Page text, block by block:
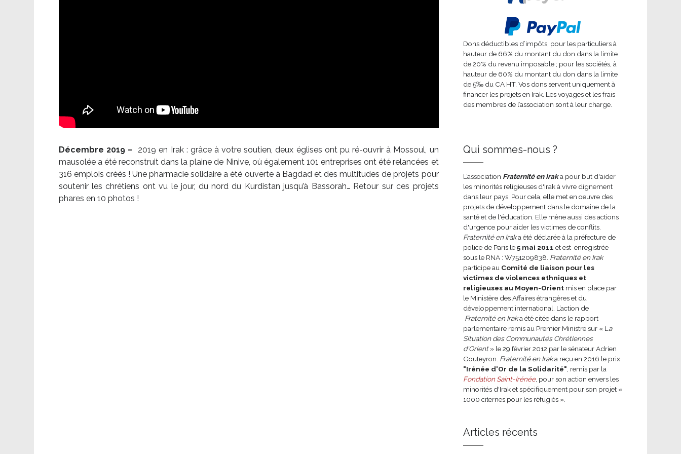
Décembre 2019 – 2019 en Irak : grâce à votre soutien, deux églises ont pu ré-ouvrir à Mossoul, un
mausolée a été reconstruit dans la plaine de Ninive, où également 101 entreprises ont été relancées et
316 emplois créés ! Une pharmacie solidaire a été ouverte à Bagdad et des multitudes de projets pour
soutenir les chrétiens ont vu le jour, du nord du Kurdistan jusqu’à Bassorah… Retour sur ces projets
phares en 10 photos !
Dons déductibles d’impôts, pour les particuliers à
hauteur de 66% du montant du don dans la limite
de 20% du revenu imposable ; pour les sociétés, à
hauteur de 60% du montant du don dans la limite
de 5‰ du CA HT. Vos dons servent uniquement à
financer les projets en Irak. Les voyages et les frais
des membres de l’association sont à leur charge.
Qui sommes-nous ?
L’association Fraternité en Iraka pour but d'aider
les minorités religieuses d'Irak à vivre dignement
dans leur pays. Pour cela, elle met en oeuvre des
projets de développement dans le domaine de la
santé et de l'éducation. Elle mène aussi des actions
d'urgence pour aider les victimes de conflits.
Fraternité en Iraka été déclarée à la préfecture de
police de Paris le5 mai 2011 et est enregistrée
sous le RNA : W751209838. Fraternité en Irak
participe au Comité de liaison pour les
victimes de violences ethniques et
religieuses au Moyen-Orientmis en place par
le Ministère des Affaires étrangères et du
développement international. L’action de
Fraternité en Iraka été citée dans le rapport
parlementaire remis au Premier Ministre sur « L a
Situation des Communautés Chrétiennes
d’Orient» le 29 février 2012 par le sénateur Adrien
Gouteyron. Fraternité en Iraka reçu en 2016 le prix
"Irénée d'Or de la Solidarité" , remis par la
Fondation Saint-Irénée, pour son action envers les
minorités d'Irak et spécifiquement pour son projet «
1000 citernes pour les réfugiés ».
Articles récents